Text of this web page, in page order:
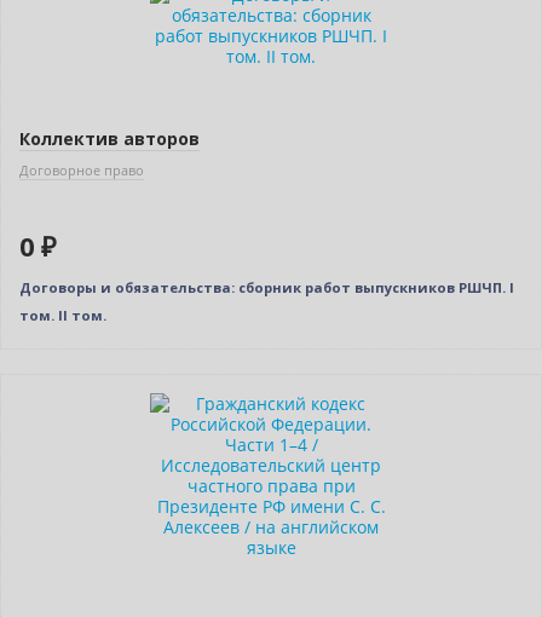
Коллектив авторов
Договорное право
0 ₽
Договоры и обязательства: сборник работ выпускников РШЧП. I
том. II том.